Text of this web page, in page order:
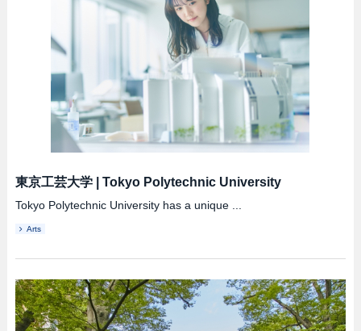
東京工芸大学| Tokyo Polytechnic University
Tokyo Polytechnic University has a unique ...
Arts